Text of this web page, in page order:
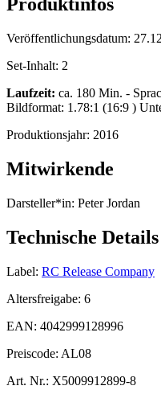
Produktinfos
Veröffentlichungsdatum:
Set-Inhalt: 2
Laufzeit: ca. 180 Min. -
Bildformat: 1.78:1 (16:9 )
Produktionsjahr: 2016
Mitwirkende
Darsteller*in: Peter Jordan
Technische Details
Label: RC Release Company
Altersfreigabe: 6
EAN: 4042999128996
Preiscode: AL08
Art. Nr.: X5009912899-8